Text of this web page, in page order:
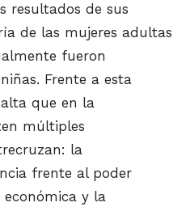
resultados de sus
de las mujeres adultas
fueron
Frente a esta
que en la
múltiples
la
frente al poder
y la